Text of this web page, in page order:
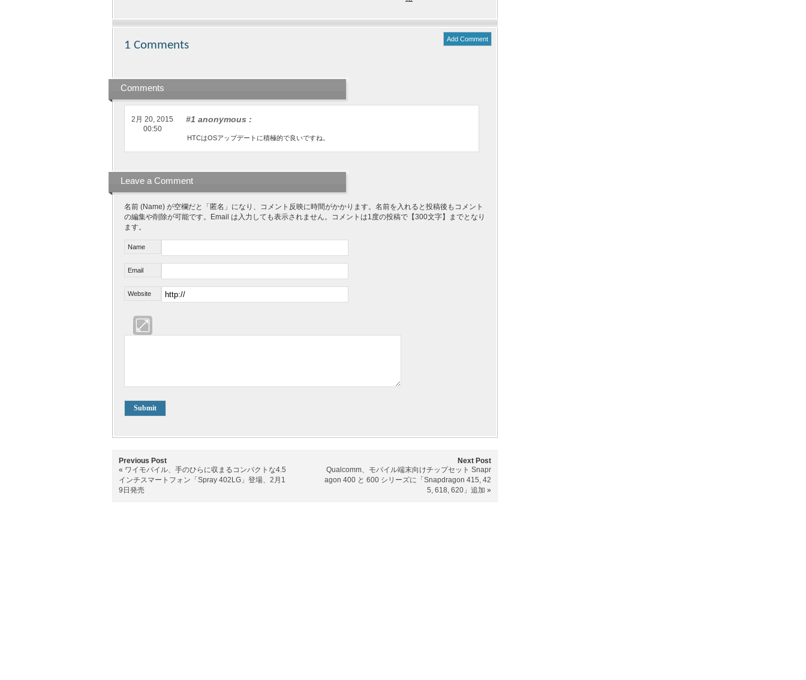
1 Comments Add Comment
Comments
2月 20, 2015
00:50
#1 anonymous :
HTCはOSアップデートに積極的で良いですね。
Leave a Comment
名前 (Name) が空欄だと「匿名」になり、コメント反映に時間がかかります。名前を入れると投稿後もコメント
の編集や削除が可能です。Email は入力しても表示されません。コメントは1度の投稿で【300文字】までとなり
ます。
Name
Email
Website
Previous Post
« ワイモバイル、手のひらに収まるコンパクトな4.5
インチスマートフォン「Spray 402LG」登場、2月1
9日発売
Next Post
Qualcomm、モバイル端末向けチップセット Snapr
agon 400 と 600 シリーズに「Snapdragon 415, 42
5, 618, 620」追加 »